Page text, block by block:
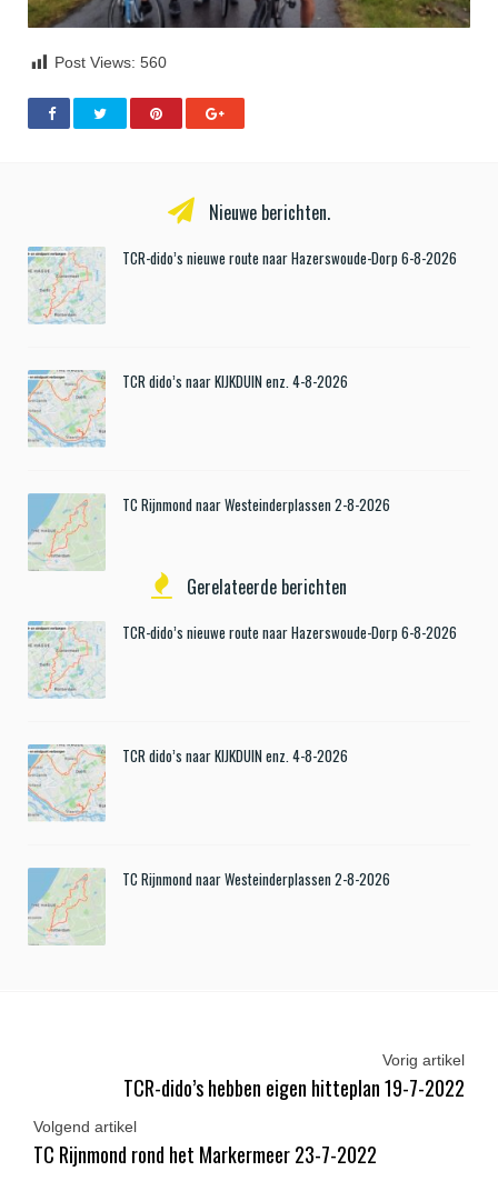
Post Views: 560
Nieuwe berichten.
TCR-dido’s nieuwe route naar Hazerswoude-Dorp 6-8-2026
TCR dido’s naar KIJKDUIN enz. 4-8-2026
TC Rijnmond naar Westeinderplassen 2-8-2026
Gerelateerde berichten
TCR-dido’s nieuwe route naar Hazerswoude-Dorp 6-8-2026
TCR dido’s naar KIJKDUIN enz. 4-8-2026
TC Rijnmond naar Westeinderplassen 2-8-2026
Vorig artikel
TCR-dido’s hebben eigen hitteplan 19-7-2022
Volgend artikel
TC Rijnmond rond het Markermeer 23-7-2022